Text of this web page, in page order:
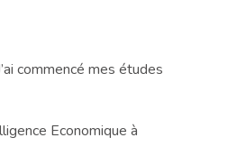
commencé mes études
Economique à